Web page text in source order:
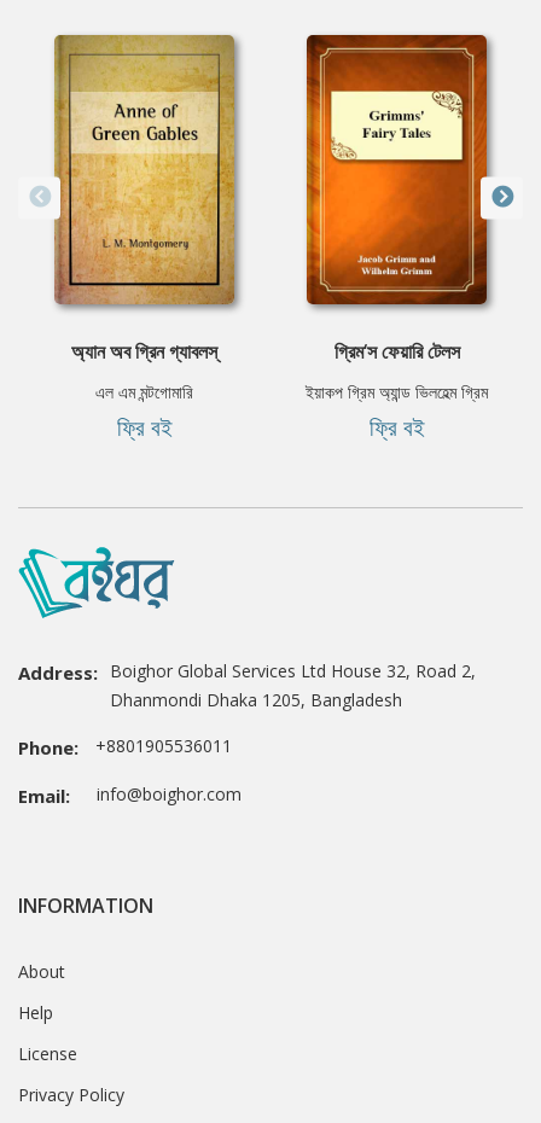
অ্যান অব গ্রিন গ্যাবলস্‌
এল এম মন্টগোমারি
ফ্রি বই
গ্রিম‘স ফেয়ারি টেলস
ইয়াকপ গ্রিম অ্যান্ড ভিলহেল্ম গ্রিম
ফ্রি বই
Address: Boighor Global Services Ltd House 32, Road 2,
Dhanmondi Dhaka 1205, Bangladesh
Phone: +8801905536011
Email: info@boighor.com
INFORMATION
About
Help
License
Privacy Policy